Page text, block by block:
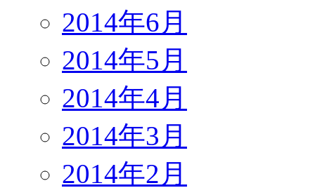
2014年6月
2014年5月
2014年4月
2014年3月
2014年2月